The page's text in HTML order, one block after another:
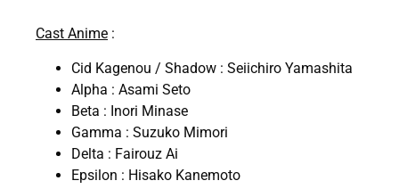
Cast Anime :
Cid Kagenou / Shadow : Seiichiro Yamashita
Alpha : Asami Seto
Beta : Inori Minase
Gamma : Suzuko Mimori
Delta : Fairouz Ai
Epsilon : Hisako Kanemoto